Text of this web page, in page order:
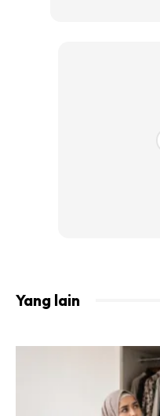
Sumber gambar:
Salah satu latihan
Yang lain